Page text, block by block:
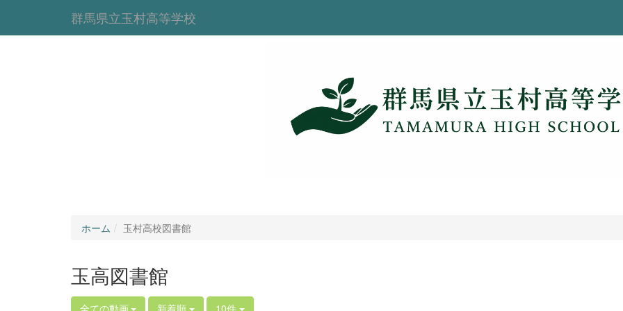
群馬県立玉村高等学校
ホーム 玉村高校図書館
玉高図書館
全ての動画 新着順 10件